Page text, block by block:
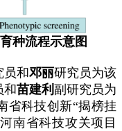
种流程示意图
员和邓丽研究员为该
和苗建利 副研究员为
省科技创新“揭榜挂
南省科技攻关项目